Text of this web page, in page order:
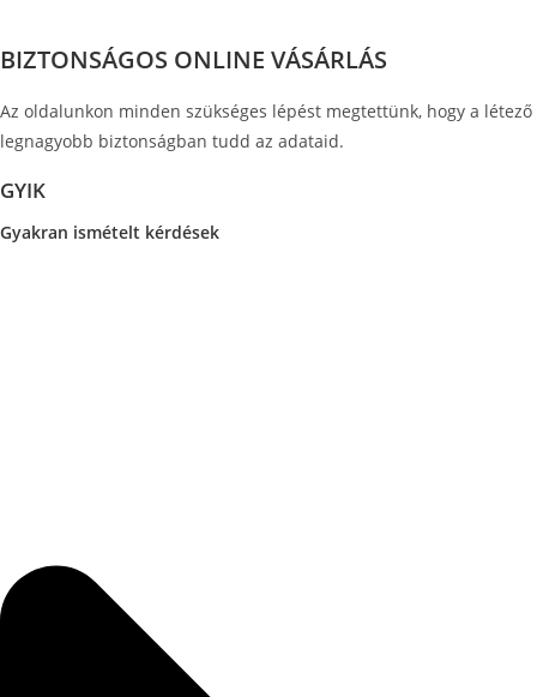
BIZTONSÁGOS ONLINE VÁSÁRLÁS
Az oldalunkon minden szükséges lépést megtettünk, hogy a létező
legnagyobb biztonságban tudd az adataid.
GYIK
Gyakran ismételt kérdések